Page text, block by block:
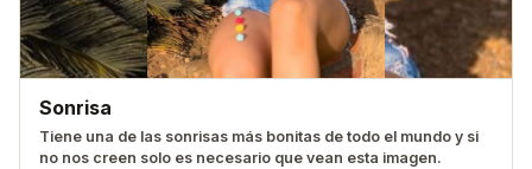
Sonrisa
Tiene una de las sonrisas más bonitas de todo el mundo y si
no nos creen solo es necesario que vean esta imagen.